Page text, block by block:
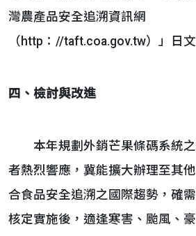
灣農產品安全追溯資訊網
（http：//taft.coa.gov.tw）」日
四、檢討與改進
本年規劃外銷芒果條碼系統之
者熱烈響應，冀能擴大辦理至其
合食品安全追溯之國際趨勢，確
核定實施後，適逢寒害、颱風、